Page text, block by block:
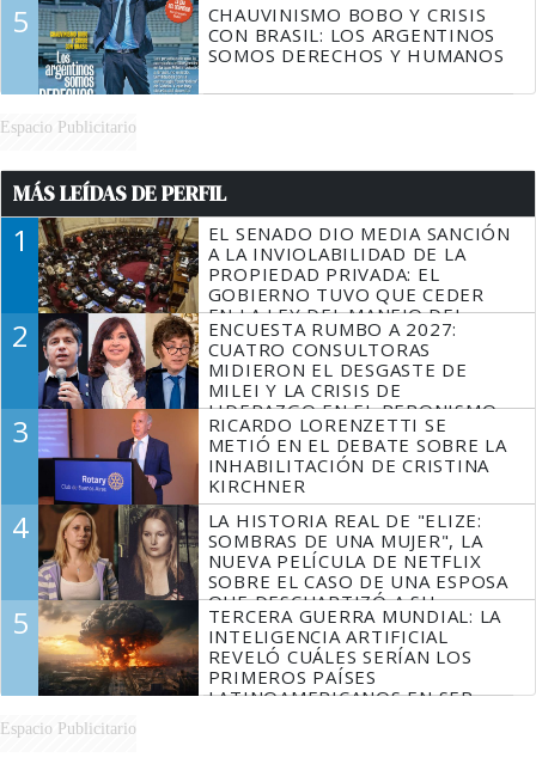
5
CHAUVINISMO BOBO Y CRISIS
CON BRASIL: LOS ARGENTINOS
SOMOS DERECHOS Y HUMANOS
Espacio Publicitario
MÁS LEÍDAS DE PERFIL
1
EL SENADO DIO MEDIA SANCIÓN
A LA INVIOLABILIDAD DE LA
PROPIEDAD PRIVADA: EL
GOBIERNO TUVO QUE CEDER
EN LA LEY DEL MANEJO DEL
FUEGO
2
ENCUESTA RUMBO A 2027:
CUATRO CONSULTORAS
MIDIERON EL DESGASTE DE
MILEI Y LA CRISIS DE
LIDERAZGO EN EL PERONISMO
3
RICARDO LORENZETTI SE
METIÓ EN EL DEBATE SOBRE LA
INHABILITACIÓN DE CRISTINA
KIRCHNER
4
LA HISTORIA REAL DE "ELIZE:
SOMBRAS DE UNA MUJER", LA
NUEVA PELÍCULA DE NETFLIX
SOBRE EL CASO DE UNA ESPOSA
QUE DESCUARTIZÓ A SU
MARIDO
5
TERCERA GUERRA MUNDIAL: LA
INTELIGENCIA ARTIFICIAL
REVELÓ CUÁLES SERÍAN LOS
PRIMEROS PAÍSES
LATINOAMERICANOS EN SER
Espacio Publicitario